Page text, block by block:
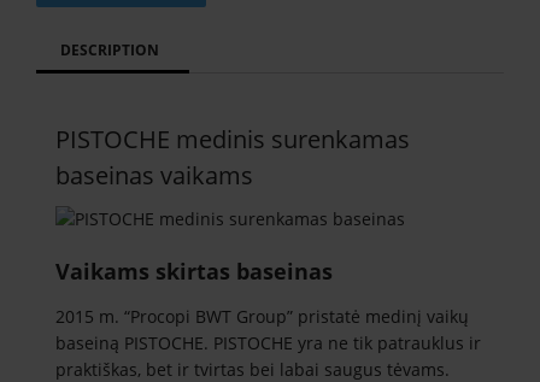
DESCRIPTION
PISTOCHE medinis surenkamas
baseinas vaikams
Vaikams skirtas baseinas
2015 m. “Procopi BWT Group” pristatė medinį vaikų
baseiną PISTOCHE. PISTOCHE yra ne tik patrauklus ir
praktiškas, bet ir tvirtas bei labai saugus tėvams.